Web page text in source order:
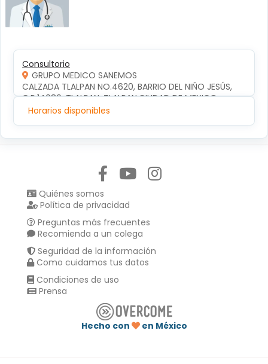
Consultorio
GRUPO MEDICO SANEMOS
CALZADA TLALPAN NO.4620, BARRIO DEL NIÑO JESÚS,
C.P.14080, TLALPAN, TLALPAN,CIUDAD DE MEXICO
Horarios disponibles
Quiénes somos
Política de privacidad
Preguntas más frecuentes
Recomienda a un colega
Seguridad de la información
Como cuidamos tus datos
Condiciones de uso
Prensa
Hecho con
en México